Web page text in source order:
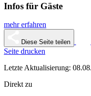
Infos für Gäste
mehr erfahren
Diese Seite teilen
Seite drucken
Letzte Aktualisierung:
Direkt zu